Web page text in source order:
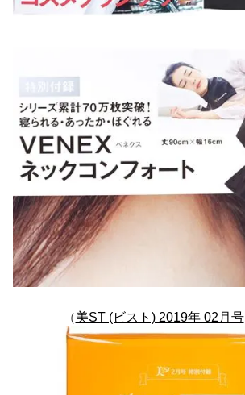
（美ST (ビスト) 2019年 02月号